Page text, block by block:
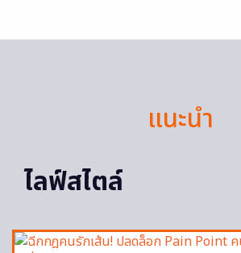
แนะนำ
ไลฟ์สไตล์